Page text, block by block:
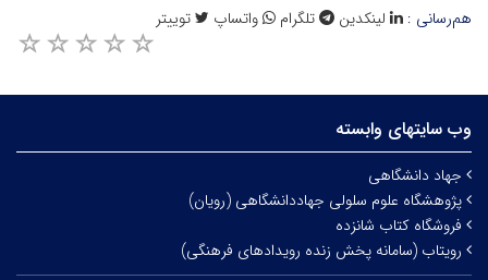
هم‌رسانی : لینکدین تلگرام واتساپ توییتر
وب سایتهای وابسته
جهاد دانشگاهی
پژوهشگاه علوم سلولی جهاددانشگاهی (رویان)
فروشگاه کتاب شانزده
رویتاب (سامانه پخش زنده رویدادهای فرهنگی)